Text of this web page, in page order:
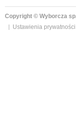
Copyright © Wyborcza
Ustawienia prywatności